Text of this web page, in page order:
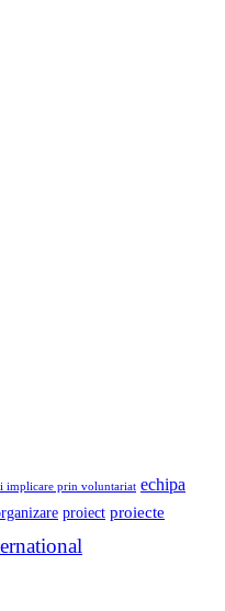
implicare prin voluntariat echipa
proiect proiecte